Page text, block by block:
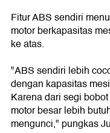
Fitur ABS sendiri
motor berkapasitas
ke atas.
"ABS sendiri lebih
dengan kapasitas
Karena dari segi
motor besar lebih
mengunci," pungkas